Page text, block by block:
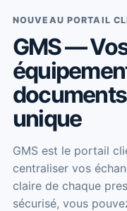
NOUVEAU PORTAIL
GMS —
unique
GMS est le portail
centraliser vos
claire de chaque
sécurisé, vous